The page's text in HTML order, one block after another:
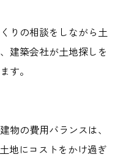
りの相談をしながら土
建築会社が土地探しを
す。
物の費用バランスは、
地にコストをかけ過ぎ